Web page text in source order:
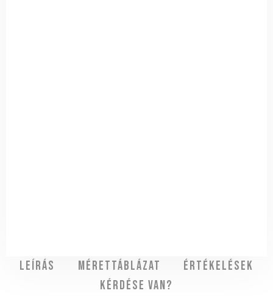
Leírás Mérettáblázat
Értékelések
Kérdése van?